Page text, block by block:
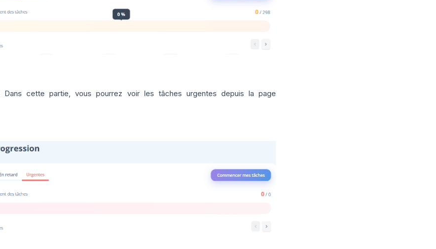
Dans cette partie, vous pourrez voir les tâches urgentes depuis la page